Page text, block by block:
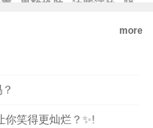
果酸换肤 泊紫汀兰
脱
MAC魅more
你笑得更灿烂？✨!